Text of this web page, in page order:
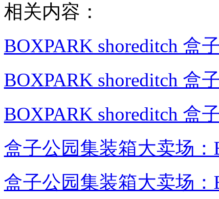
相关内容：
BOXPARK shoreditch 盒
BOXPARK shoreditch 盒
BOXPARK shoreditch 盒
盒子公园集装箱大卖场：
盒子公园集装箱大卖场：